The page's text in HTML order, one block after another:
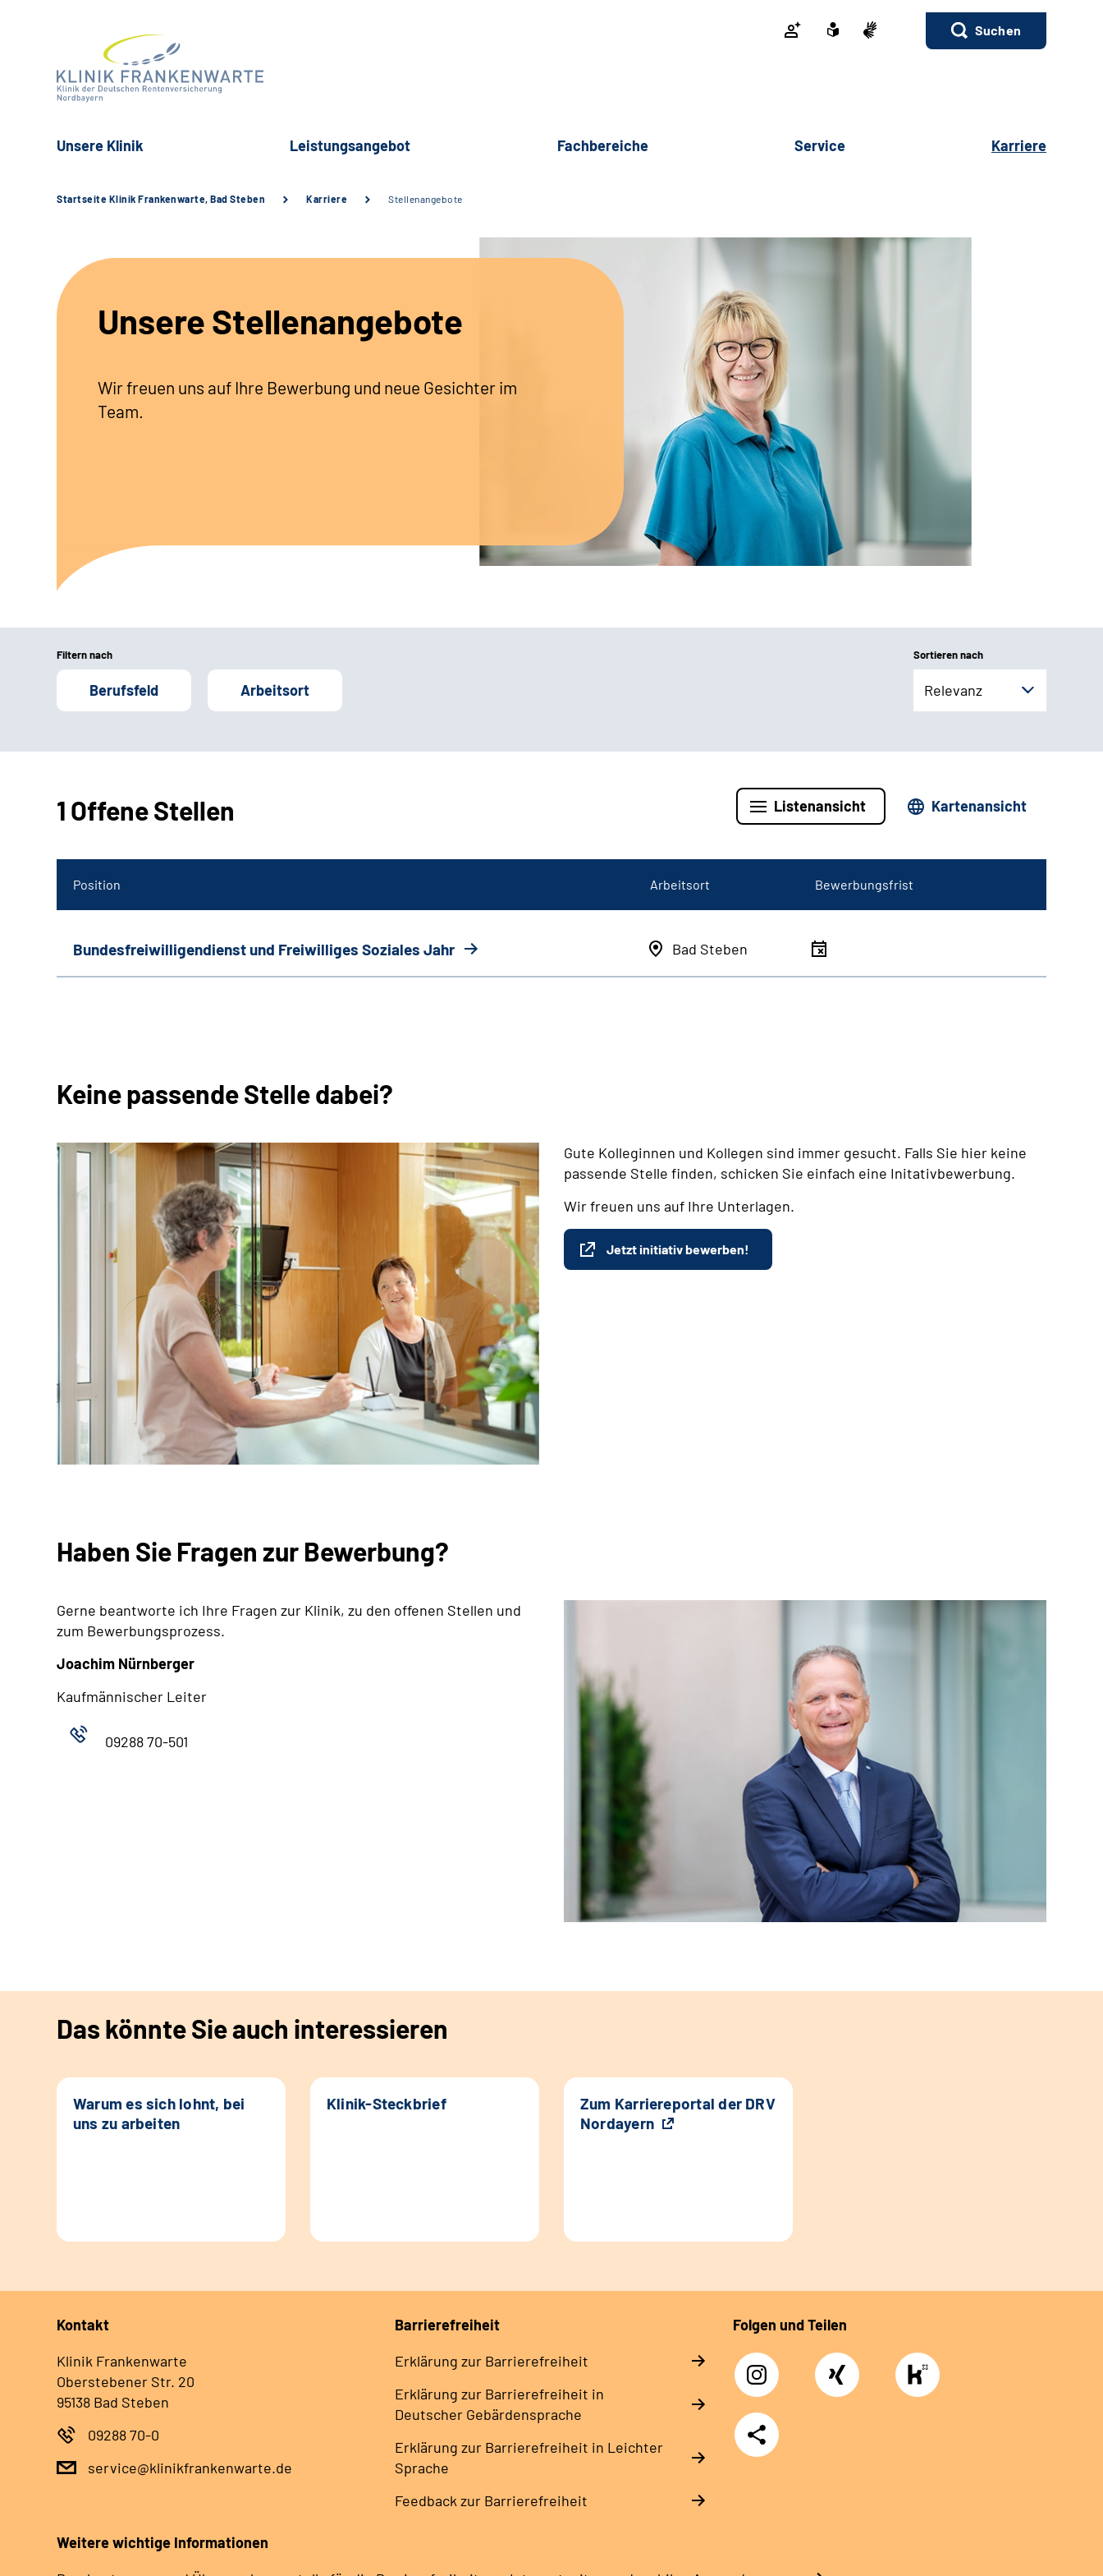
Suchen
Unsere Klinik Leistungsangebot Fachbereiche Service Karriere
Startseite Klinik Frankenwarte, Bad Steben Karriere Stellenangebote
Unsere Stellenangebote
Wir freuen uns auf Ihre Bewerbung und neue Gesichter im
Team.
Filtern nach
Berufsfeld Arbeitsort
Sortieren nach
Relevanz
1 Offene Stellen Listenansicht Kartenansicht
Position Arbeitsort Bewerbungsfrist
Bundesfreiwilligendienst und Freiwilliges Soziales Jahr Bad Steben
Keine passende Stelle dabei?
Gute Kolleginnen und Kollegen sind immer gesucht. Falls Sie hier keine
passende Stelle finden, schicken Sie einfach eine Initativbewerbung.
Wir freuen uns auf Ihre Unterlagen.
Jetzt initiativ bewerben!
Haben Sie Fragen zur Bewerbung?
Gerne beantworte ich Ihre Fragen zur Klinik, zu den offenen Stellen und
zum Bewerbungsprozess.
Joachim Nürnberger
Kaufmännischer Leiter
09288 70-501
Das könnte Sie auch interessieren
Warum es sich lohnt, bei
uns zu arbeiten
Klinik-Steckbrief
Zum Karriereportal der DRV
Nordayern
Kontakt
Klinik Frankenwarte
Oberstebener Str. 20
95138 Bad Steben
09288 70-0
service@klinikfrankenwarte.de
Barrierefreiheit
Erklärung zur Barrierefreiheit
Erklärung zur Barrierefreiheit in
Deutscher Gebärdensprache
Erklärung zur Barrierefreiheit in Leichter
Sprache
Feedback zur Barrierefreiheit
Folgen und Teilen
Instagram Xing
https://www.kununu.com/de/deutsche-
rentenversicherung-
nordbayern6
Teilen
Weitere wichtige Informationen